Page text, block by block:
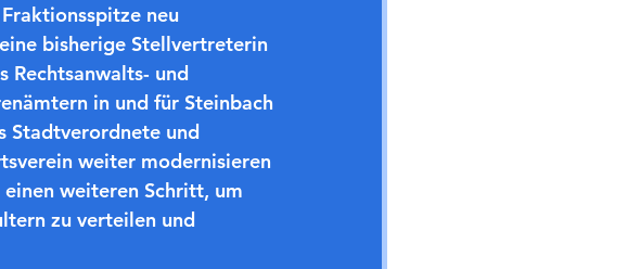
neu
bisherige Stellvertreterin
Rechtsanwalts- und
in und für Steinbach
Stadtverordnete und
weiter modernisieren
weiteren Schritt, um
zu verteilen und